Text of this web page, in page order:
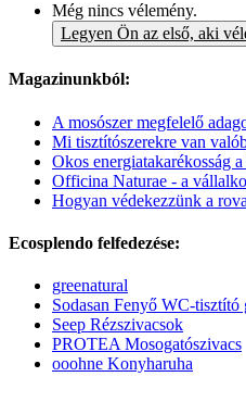
Még nincs vélemény.
Legyen Ön az első, aki
Magazinunkból:
A mosószer megfelelő
Mi tisztítószerekre van
Okos energiatakarékosság a
Officina Naturae - a
Hogyan védekezzünk a
Ecosplendo felfedezése:
greenatural
Sodasan Fenyő WC-tisztító
Seep Rézszivacsok
PROTEA Mosogatószivacs
ooohne Konyharuha